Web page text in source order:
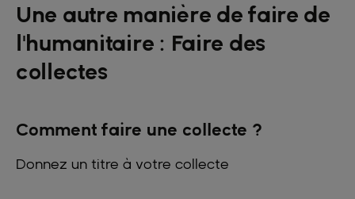
Une autre manière de faire de
l'humanitaire : Faire des
collectes
Comment faire une collecte ?
Donnez un titre à votre collecte